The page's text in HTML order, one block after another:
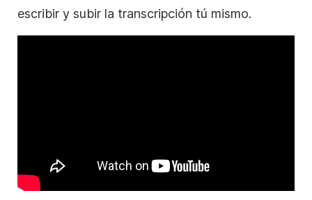
escribir y subir la transcripción tú mismo.